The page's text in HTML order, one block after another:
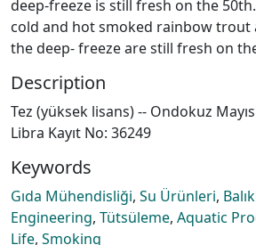
deep-freeze is still fresh on the
cold and hot smoked rainbow trout
the deep- freeze are still fresh on
Description
Tez (yüksek lisans) -- Ondokuz
Libra Kayıt No: 36249
Keywords
Gıda Mühendisliği, Su Ürünleri,
Engineering, Tütsüleme, Aquatic
Life, Smoking